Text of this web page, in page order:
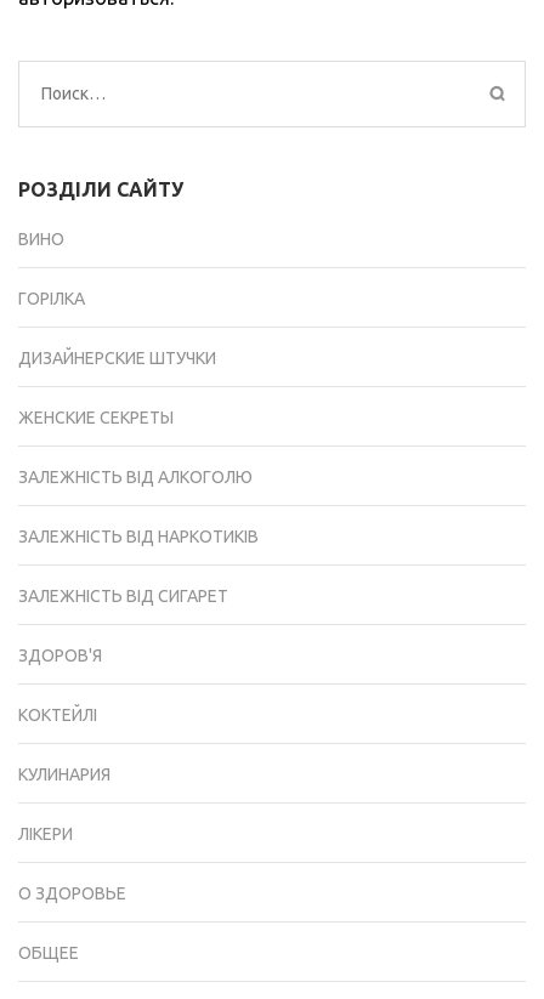
Найти:
РОЗДІЛИ САЙТУ
ВИНО
ГОРІЛКА
ДИЗАЙНЕРСКИЕ ШТУЧКИ
ЖЕНСКИЕ СЕКРЕТЫ
ЗАЛЕЖНІСТЬ ВІД АЛКОГОЛЮ
ЗАЛЕЖНІСТЬ ВІД НАРКОТИКІВ
ЗАЛЕЖНІСТЬ ВІД СИГАРЕТ
ЗДОРОВ'Я
КОКТЕЙЛІ
КУЛИНАРИЯ
ЛІКЕРИ
О ЗДОРОВЬЕ
ОБЩЕЕ